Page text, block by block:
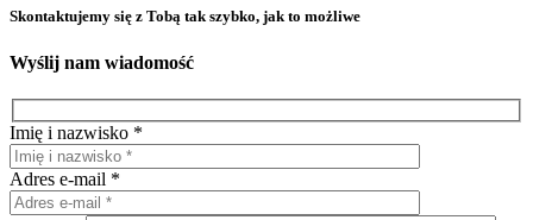
Skontaktujemy się z Tobą tak szybko, jak to możliwe
Wyślij nam wiadomość
Imię i nazwisko *
Adres e-mail *